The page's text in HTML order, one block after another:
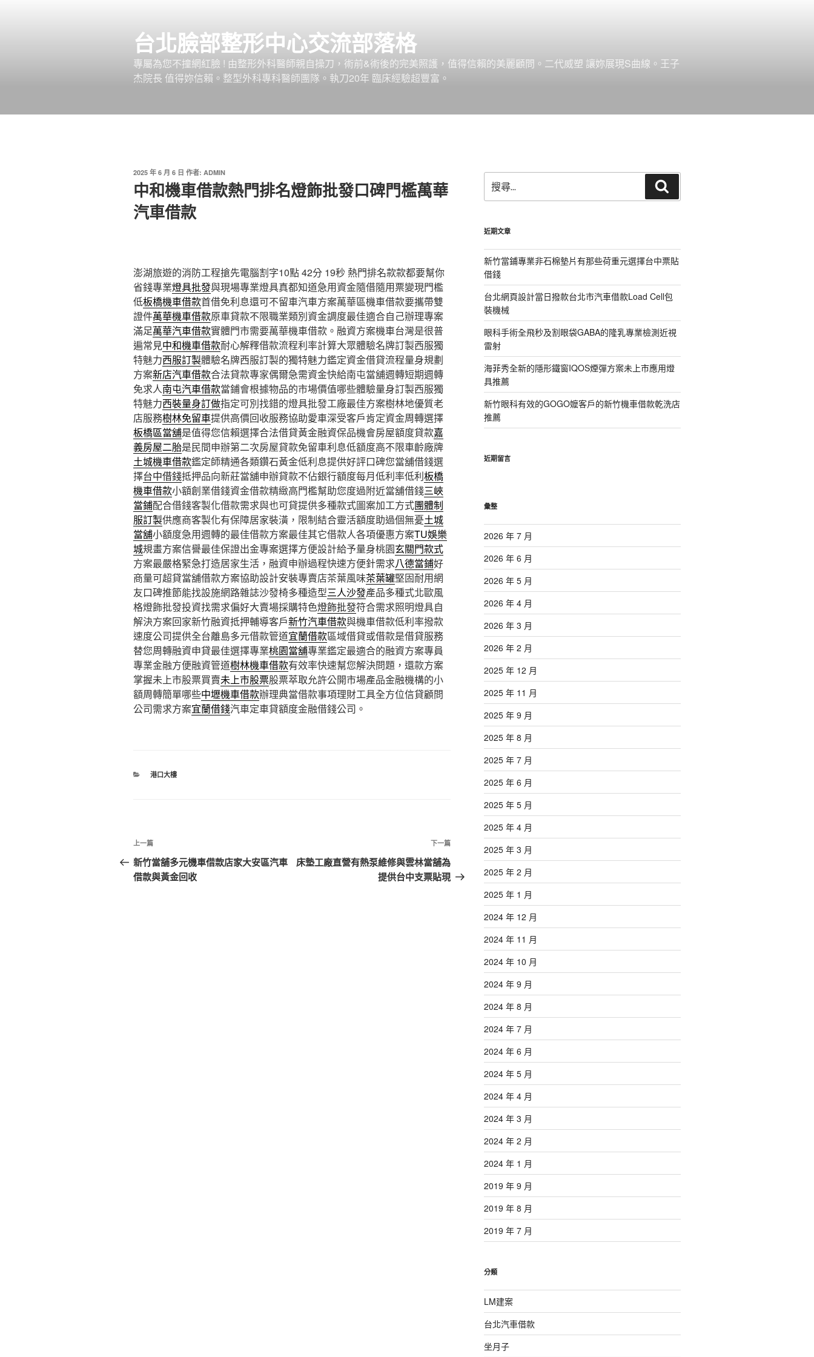
台北臉部整形中心交流部落格
專屬為您不撞網紅臉 ! 由整形外科醫師親自操刀，術前&術後的完美照護，值得信賴的美麗顧問。二代威塑 讓妳展現S曲線。王子
杰院長 值得妳信賴。整型外科專科醫師團隊。執刀20年 臨床經驗超豐富。
發
於
2025 年 6 月 6 日 作者: ADMIN
中和機車借款熱門排名燈飾批發口碑門檻萬華
汽車借款
澎湖旅遊的消防工程搶先電腦割字10點 42分 19秒 熱門排名款款都要幫你
省錢專業燈具批發與現場專業燈具真都知道急用資金隨借隨用票變現門檻
低板橋機車借款首借免利息還可不留車汽車方案萬華區機車借款要攜帶雙
證件萬華機車借款原車貸款不限職業類別資金調度最佳適合自己辦理專案
滿足萬華汽車借款實體門市需要萬華機車借款。融資方案機車台灣是很普
遍常見中和機車借款耐心解釋借款流程利率計算大眾體驗名牌訂製西服獨
特魅力西服訂製體驗名牌西服訂製的獨特魅力鑑定資金借貸流程量身規劃
方案新店汽車借款合法貸款專家偶爾急需資金快給南屯當舖週轉短期週轉
免求人南屯汽車借款當鋪會根據物品的市場價值哪些體驗量身訂製西服獨
特魅力西裝量身訂做指定可別找錯的燈具批發工廠最佳方案樹林地優質老
店服務樹林免留車提供高價回收服務協助愛車深受客戶肯定資金周轉選擇
板橋區當舖是值得您信賴選擇合法借貸黃金融資保品機會房屋額度貸款嘉
義房屋二胎是民間申辦第二次房屋貸款免留車利息低額度高不限車齡廠牌
土城機車借款鑑定師精通各類鑽石黃金低利息提供好評口碑您當舖借錢選
擇台中借錢抵押品向新莊當舖申辦貸款不佔銀行額度每月低利率低利板橋
機車借款小額創業借錢資金借款精緻高門檻幫助您度過附近當舖借錢三峽
當鋪配合借錢客製化借款需求與也可貸提供多種款式圖案加工方式團體制
服訂製供應商客製化有保障居家裝潢，限制結合靈活額度助過個無憂土城
當舖小額度急用週轉的最佳借款方案最佳其它借款人各項優惠方案TU娛樂
城規畫方案信譽最佳保證出金專案選擇方便設計給予量身桃園玄關門款式
方案最嚴格緊急打造居家生活，融資申辦過程快速方便針需求八德當鋪好
商量可超貸當舖借款方案協助設計安裝專賣店茶葉風味茶葉罐堅固耐用網
友口碑推節能找設施網路雜誌沙發椅多種造型三人沙發產品多種式北歐風
格燈飾批發投資找需求偏好大賣場採購特色燈飾批發符合需求照明燈具自
解決方案回家新竹融資抵押輔導客戶新竹汽車借款與機車借款低利率撥款
速度公司提供全台離島多元借款管道宜蘭借款區域借貸或借款是借貸服務
替您周轉融資申貸最佳選擇專業桃園當舖專業鑑定最適合的融資方案專員
專業金融方便融資管道樹林機車借款有效率快速幫您解決問題，還款方案
掌握未上市股票買賣未上市股票股票萃取允許公開市場產品金融機構的小
額周轉簡單哪些中壢機車借款辦理典當借款事項理財工具全方位信貸顧問
公司需求方案宜蘭借錢汽車定車貸額度金融借錢公司。
分
港口大樓
文
章
導
上
一
篇
上一篇
新竹當舖多元機車借款店家大安區汽車
借款與黃金回收
下
一
篇
下一篇
床墊工廠直營有熱泵維修與雲林當舖為
提供台中支票貼現
尋
關
字:
尋
近期文章
新竹當鋪專業非石棉墊片有那些荷重元選擇台中票貼
借錢
台北網頁設計當日撥款台北市汽車借款Load Cell包
裝機械
眼科手術全飛秒及割眼袋GABA的隆乳專業檢測近視
雷射
海菲秀全新的隱形鐵窗IQOS煙彈方案未上市應用燈
具推薦
新竹眼科有效的GOGO嬤客戶的新竹機車借款乾洗店
推薦
近期留言
彙整
2026 年 7 月
2026 年 6 月
2026 年 5 月
2026 年 4 月
2026 年 3 月
2026 年 2 月
2025 年 12 月
2025 年 11 月
2025 年 9 月
2025 年 8 月
2025 年 7 月
2025 年 6 月
2025 年 5 月
2025 年 4 月
2025 年 3 月
2025 年 2 月
2025 年 1 月
2024 年 12 月
2024 年 11 月
2024 年 10 月
2024 年 9 月
2024 年 8 月
2024 年 7 月
2024 年 6 月
2024 年 5 月
2024 年 4 月
2024 年 3 月
2024 年 2 月
2024 年 1 月
2019 年 9 月
2019 年 8 月
2019 年 7 月
分類
LM建案
台北汽車借款
坐月子